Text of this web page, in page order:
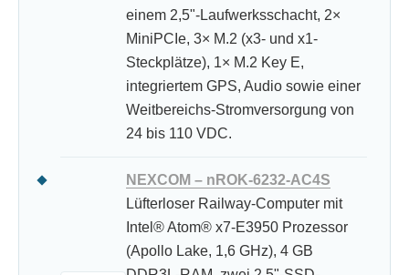
einem 2,5"-Laufwerksschacht, 2×
MiniPCIe, 3× M.2 (x3- und x1-
Steckplätze), 1× M.2 Key E,
integriertem GPS, Audio sowie einer
Weitbereichs-Stromversorgung von
24 bis 110 VDC.
NEXCOM – nROK-6232-AC4S
Lüfterloser Railway-Computer mit
Intel® Atom® x7-E3950 Prozessor
(Apollo Lake, 1,6 GHz), 4 GB